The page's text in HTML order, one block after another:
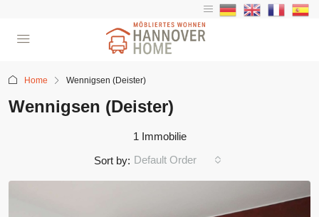
Home Wennigsen (Deister)
Wennigsen (Deister)
1 Immobilie
Sort by: Default Order